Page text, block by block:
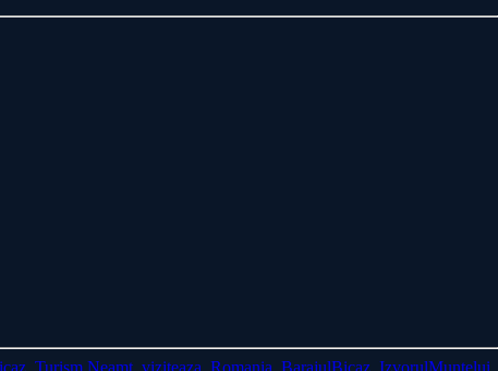
, Turism Neamt, viziteaza, Romania, BarajulBicaz, IzvorulMuntelui,